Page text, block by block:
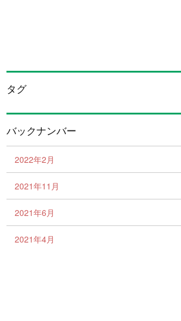
タグ
バックナンバー
2022年2月
2021年11月
2021年6月
2021年4月